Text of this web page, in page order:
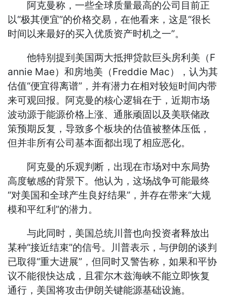
阿克曼称，一些全球质量最高的公司目前正
以“极其便宜”的价格交易，在他看来，这是“很长
时间以来最好的买入优质资产时机之一”。
他特别提到美国两大抵押贷款巨头房利美（F
annie Mae）和房地美（Freddie Mac），认为其
估值“便宜得离谱”，并有潜力在相对较短时间内带
来可观回报。阿克曼的核心逻辑在于，近期市场
波动源于能源价格上涨、通胀顽固以及美联储政
策预期反复，导致多个板块的估值被整体压低，
但并非所有公司基本面都出现了相应恶化。
阿克曼的乐观判断，出现在市场对中东局势
高度敏感的背景下。他认为，这场战争可能最终
“对美国和全球产生良好结果”，并存在带来“大规
模和平红利”的潜力。
与此同时，美国总统川普也向投资者释放出
某种“接近结束”的信号。川普表示，与伊朗的谈判
已取得“重大进展”，但同时又警告称，如果和平协
议不能很快达成，且霍尔木兹海峡不能立即恢复
通行，美国将攻击伊朗关键能源基础设施。